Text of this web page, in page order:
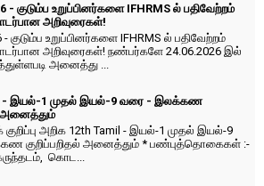
- குடும்ப உறுப்பினர்களை IFHRMS ல் பதிவேற்றம்
அறிவுரைகள்!
- குடும்ப உறுப்பினர்களை IFHRMS ல் பதிவேற்றம்
அறிவுரைகள்! நண்பர்களே 24.06.2026 இல்
அனைத்து ...
- இயல்-1 முதல் இயல்-9 வரை - இலக்கண
அனைத்தும்
அறிக 12th Tamil - இயல்-1 முதல் இயல்-9
குறிப்பறிதல் அனைத்தும் * பண்புத்தொகைகள் :-
கொட...